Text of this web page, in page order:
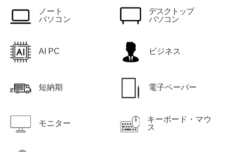
ノート
パソコン
デスクトップ
パソコン
AI PC ビジネス
短納期 電子ペーパー
モニター
キーボード・マウ
ス